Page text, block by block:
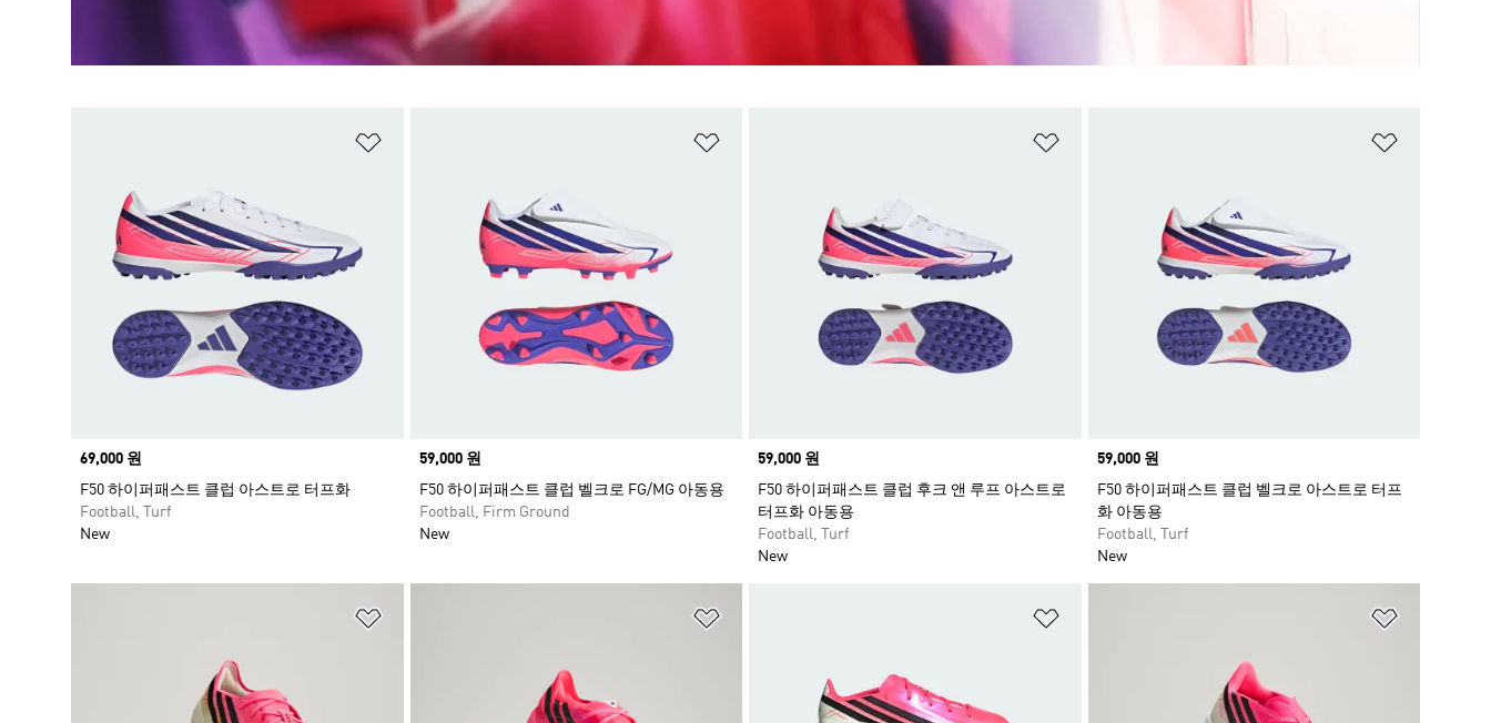
Price
69,000 원
F50 하이퍼패스트 클럽 아스트로 터프화
Football, Turf
New
Price
59,000 원
F50 하이퍼패스트 클럽 벨크로 FG/MG 아동용
Football, Firm Ground
New
Price
59,000 원
F50 하이퍼패스트 클럽 후크 앤 루프 아스트로
터프화 아동용
Football, Turf
New
Price
59,000 원
F50 하이퍼패스트 클럽 벨크로 아스트로 터프
화 아동용
Football, Turf
New